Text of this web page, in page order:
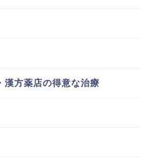
漢方薬店の得意な治療